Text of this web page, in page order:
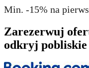
Min. -15% na
Zarezerwuj
odkryj pobliskie